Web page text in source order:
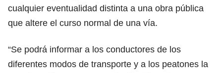
cualquier eventualidad distinta a una obra pública
que altere el curso normal de una vía.
“Se podrá informar a los conductores de los
diferentes modos de transporte y a los peatones la